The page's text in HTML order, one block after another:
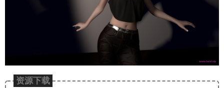
资源下载